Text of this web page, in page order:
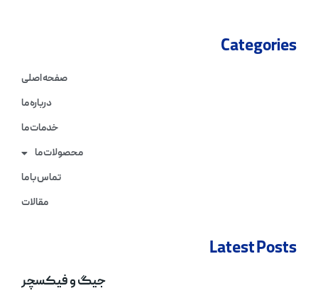
Categories
صفحه اصلی
درباره ما
خدمات ما
محصولات ما
تماس با ما
مقالات
Latest Posts
جیگ و فیکسچر